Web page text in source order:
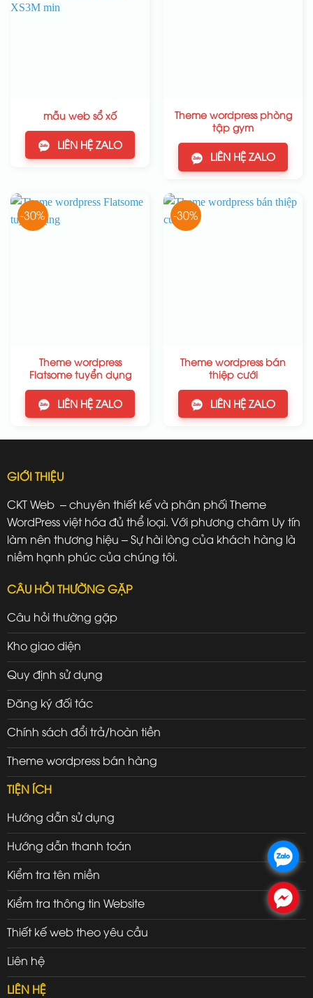
mẫu web sổ xố
LIÊN HỆ ZALO
Theme wordpress phòng
tập gym
LIÊN HỆ ZALO
-30%
Theme wordpress
Flatsome tuyển dụng
LIÊN HỆ ZALO
-30%
Theme wordpress bán
thiệp cưới
LIÊN HỆ ZALO
GIỚI THIỆU
CKT Web – chuyên thiết kế và phân phối Theme
WordPress việt hóa đủ thể loại. Với phương châm Uy tín
làm nên thương hiệu – Sự hài lòng của khách hàng là
niềm hạnh phúc của chúng tôi.
CÂU HỎI THƯỜNG GẶP
Câu hỏi thường gặp
Kho giao diện
Quy định sử dụng
Đăng ký đối tác
Chính sách đổi trả/hoàn tiền
Theme wordpress bán hàng
TIỆN ÍCH
Hướng dẫn sử dụng
Hướng dẫn thanh toán
Kiểm tra tên miền
Kiểm tra thông tin Website
Thiết kế web theo yêu cầu
Liên hệ
LIÊN HỆ
.
.